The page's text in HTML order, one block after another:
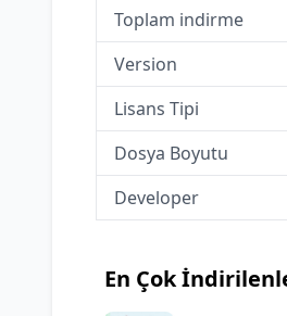
Toplam indirme
Version
Lisans Tipi
Dosya Boyutu
Developer
En Çok